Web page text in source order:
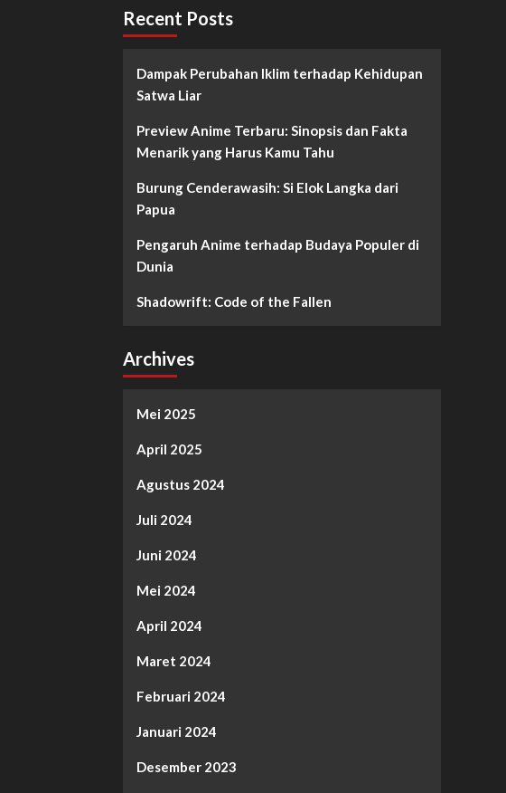
Recent Posts
Dampak Perubahan Iklim terhadap Kehidupan
Satwa Liar
Preview Anime Terbaru: Sinopsis dan Fakta
Menarik yang Harus Kamu Tahu
Burung Cenderawasih: Si Elok Langka dari
Papua
Pengaruh Anime terhadap Budaya Populer di
Dunia
Shadowrift: Code of the Fallen
Archives
Mei 2025
April 2025
Agustus 2024
Juli 2024
Juni 2024
Mei 2024
April 2024
Maret 2024
Februari 2024
Januari 2024
Desember 2023